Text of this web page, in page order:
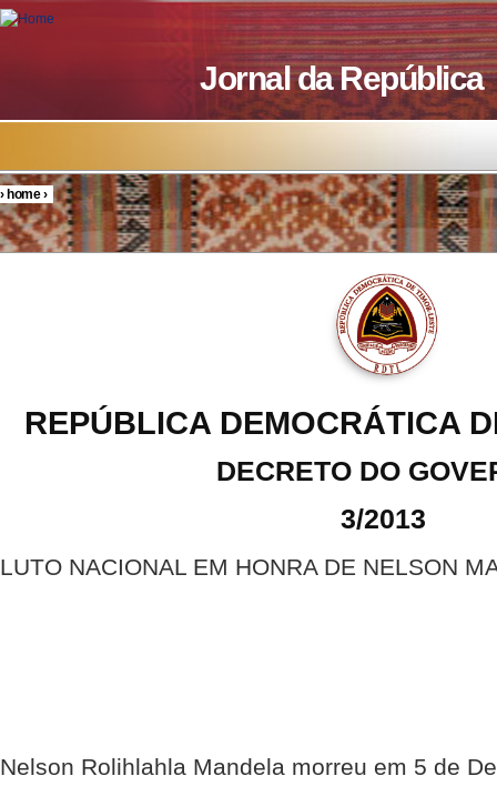
Skip to main content
Jornal da República
You are here
›home›
REPÚBLICA DEMOCRÁTICA
DECRETO DO
3/2013
LUTO NACIONAL EM HONRA DE NELSON
Nelson Rolihlahla Mandela morreu em 5 de